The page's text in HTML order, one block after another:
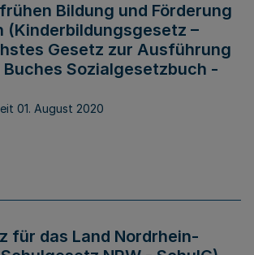
Bildung und Förderung
(Kinderbildungsgesetz –
Gesetz zur Ausführung
Sozialgesetzbuch -
01. August 2020
für das Land Nordrhein-